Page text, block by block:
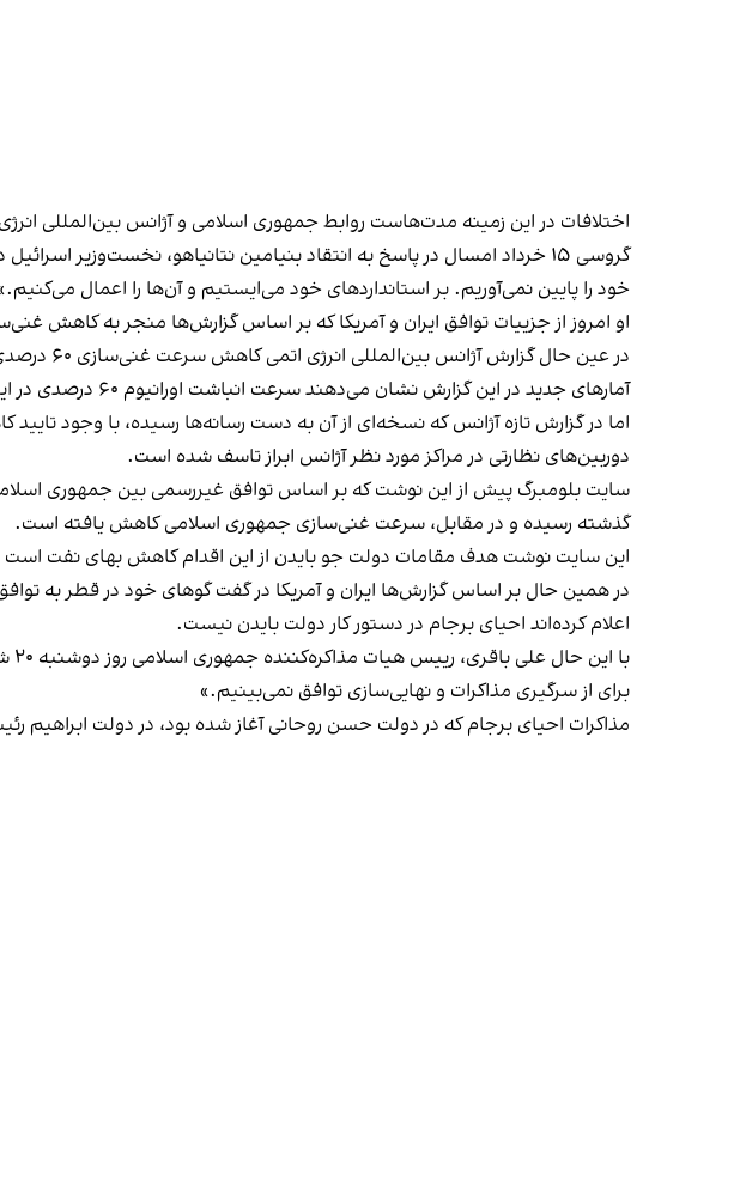
اختلافات در این زمینه مدت‌هاست روابط جمهوری اسلامی و آژانس بین‌المللی
گروسی ۱۵ خرداد امسال در پاسخ به انتقاد بنیامین نتانیاهو، نخست‌وزیر
خود را پایین نمی‌آوریم. بر استانداردهای خود می‌ایستیم و آن‌ها را اعمال
او امروز از جزییات توافق ایران و آمریکا که بر اساس گزارش‌ها منجر به کاهش غنی‌سازی ۶۰ درصدی ایران شده است ابراز
در عین حال گزارش آژانس بین‌المللی انرژی اتمی کاهش سرعت غنی‌سازی ۶۰ درصدی ایران را تایید می‌کند.
آمارهای جدید در این گزارش نشان می‌دهند سرعت انباشت اورانیوم ۶۰ درصدی در ایران کاهش یافته است.
اما در گزارش تازه آژانس که نسخه‌ای از آن به دست رسانه‌ها رسیده، با وجود
دوربین‌های نظارتی در مراکز مورد نظر آژانس ابراز تاسف شده است.
سایت بلومبرگ پیش از این نوشت که بر اساس توافق غیر‌رسمی بین جمهوری
گذشته رسیده و در مقابل، سرعت غنی‌سازی جمهوری اسلامی کاهش یافته است.
این سایت نوشت هدف مقامات دولت جو بایدن از این اقدام کاهش بهای نفت است
در همین حال بر اساس گزارش‌ها ایران و آمریکا در گفت گوهای خود در قطر به
اعلام کرده‌اند احیای برجام در دستور کار دولت بایدن نیست.
برای از سرگیری مذاکرات و نهایی‌سازی توافق نمی‌بینیم.»
مذاکرات احیای برجام که در دولت حسن روحانی آغاز شده بود، در دولت ابراهیم